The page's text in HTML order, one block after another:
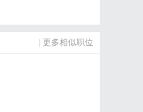
| 更多相似职位